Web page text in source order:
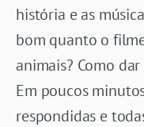
história e as
bom quanto o
animais? Como
Em poucos
respondidas e